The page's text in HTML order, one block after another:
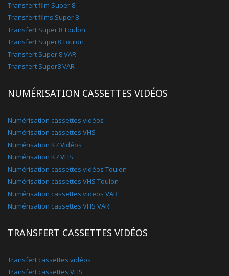
Transfert film Super 8
Transfert films Super 8
Transfert Super 8 Toulon
Transfert Super8 Toulon
Transfert Super 8 VAR
Transfert Super8 VAR
NUMÉRISATION CASSETTES VIDÉOS
Numérisation cassettes vidéos
Numérisation cassettes VHS
Numérisation K7 Vidéos
Numérisation K7 VHS
Numérisation cassettes vidéos Toulon
Numérisation cassettes VHS Toulon
Numérisation cassettes videos VAR
Numérisation cassettes VHS VAR
TRANSFERT CASSETTES VIDÉOS
Transfert cassettes vidéos
Transfert cassettes VHS